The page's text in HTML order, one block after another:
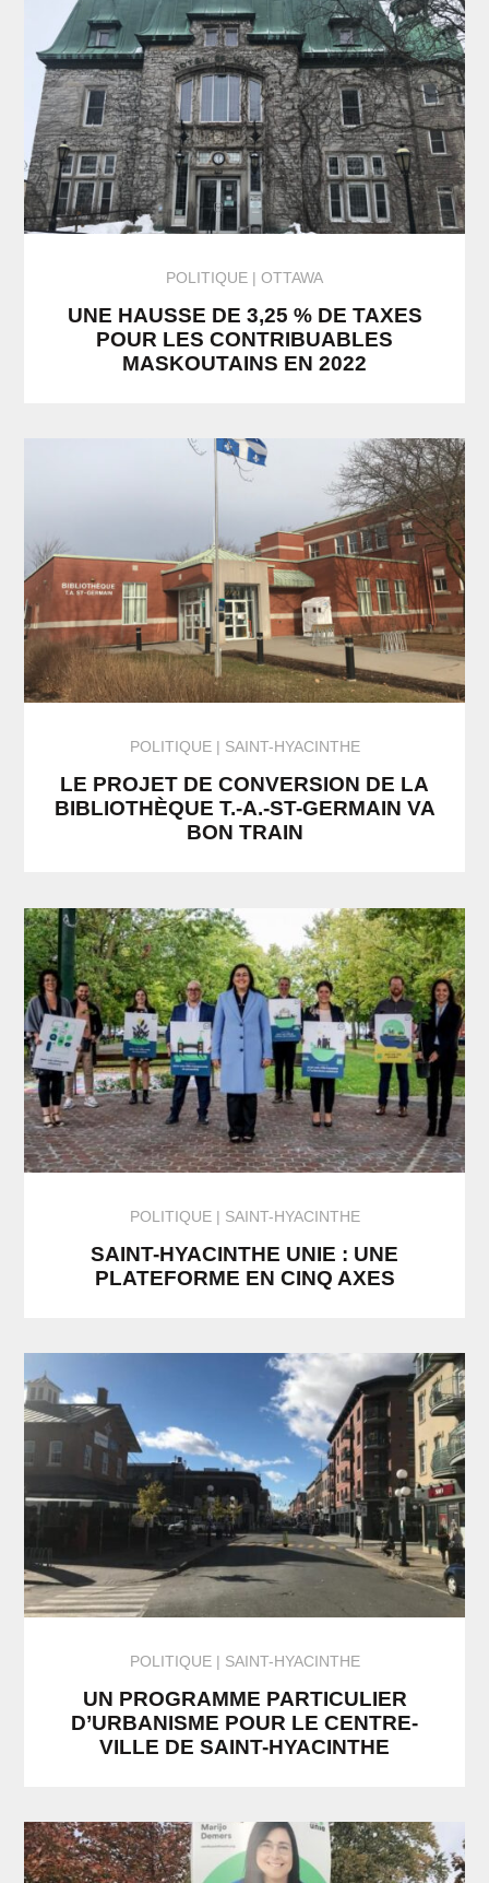
POLITIQUE OTTAWA
UNE HAUSSE DE 3,25 % DE TAXES
POUR LES CONTRIBUABLES
MASKOUTAINS EN 2022
POLITIQUE SAINT-HYACINTHE
LE PROJET DE CONVERSION DE LA
BIBLIOTHÈQUE T.-A.-ST-GERMAIN VA
BON TRAIN
POLITIQUE SAINT-HYACINTHE
SAINT-HYACINTHE UNIE : UNE
PLATEFORME EN CINQ AXES
POLITIQUE SAINT-HYACINTHE
UN PROGRAMME PARTICULIER
D’URBANISME POUR LE CENTRE-
VILLE DE SAINT-HYACINTHE